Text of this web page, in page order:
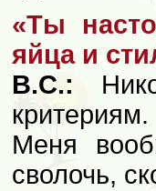
«Ты
яйца и
В.С.:
Меня
сволочь,